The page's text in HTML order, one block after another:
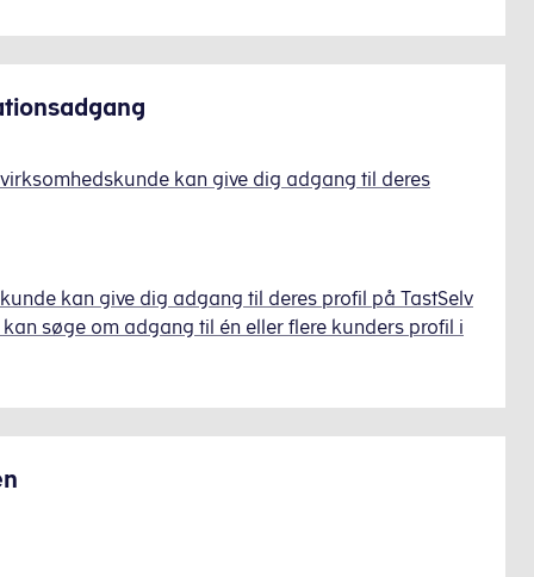
kan give dig adgang til deres
kan give dig adgang til deres profil på TastSelv
søge om adgang til én eller flere kunders profil i